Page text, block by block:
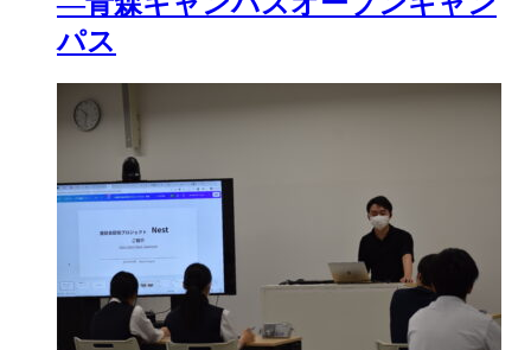
パス